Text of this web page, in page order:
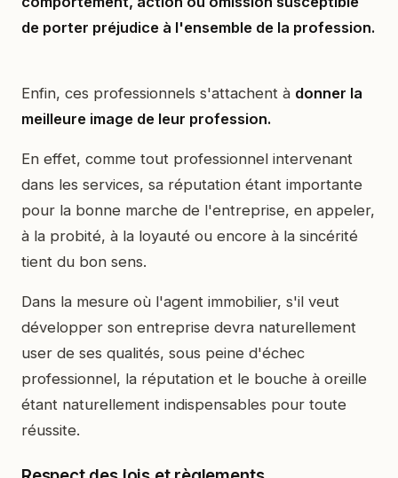
de porter préjudice à l'ensemble de la profession.
Enfin, ces professionnels s'attachent à donner la
meilleure image de leur profession.
En effet, comme tout professionnel intervenant
dans les services, sa réputation étant importante
pour la bonne marche de l'entreprise, en appeler,
à la probité, à la loyauté ou encore à la sincérité
tient du bon sens.
Dans la mesure où l'agent immobilier, s'il veut
développer son entreprise devra naturellement
user de ses qualités, sous peine d'échec
professionnel, la réputation et le bouche à oreille
étant naturellement indispensables pour toute
réussite.